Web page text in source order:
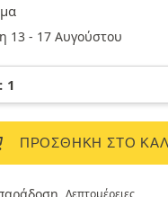
13 - 17 Αυγούστου
ΠΡΟΣΘΉΚΗ ΣΤΟ
Λεπτομέρειες